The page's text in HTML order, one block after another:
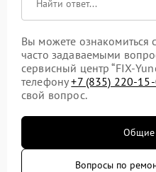
Вы можете
часто задаваемыми
сервисный центр “FIX-
телефону+7 (835) 220-
свой вопрос.
Общие
Вопросы по